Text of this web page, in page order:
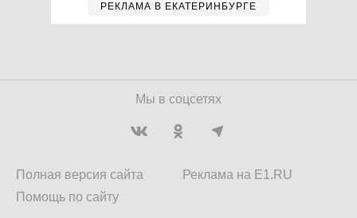
РЕКЛАМА В ЕКАТЕРИНБУРГЕ
Мы в соцсетях
Полная версия сайта
Помощь по сайту
Реклама на E1.RU